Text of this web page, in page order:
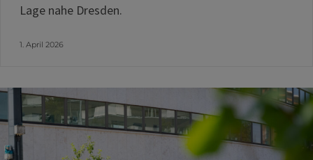
Lage nahe Dresden.
1. April 2026